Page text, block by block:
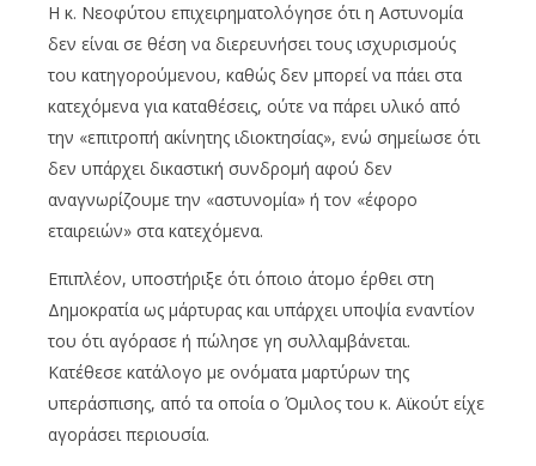
Η κ. Νεοφύτου επιχειρηματολόγησε ότι η Αστυνομία
δεν είναι σε θέση να διερευνήσει τους ισχυρισμούς
του κατηγορούμενου, καθώς δεν μπορεί να πάει στα
κατεχόμενα για καταθέσεις, ούτε να πάρει υλικό από
την «επιτροπή ακίνητης ιδιοκτησίας», ενώ σημείωσε ότι
δεν υπάρχει δικαστική συνδρομή αφού δεν
αναγνωρίζουμε την «αστυνομία» ή τον «έφορο
εταιρειών» στα κατεχόμενα.
Επιπλέον, υποστήριξε ότι όποιο άτομο έρθει στη
Δημοκρατία ως μάρτυρας και υπάρχει υποψία εναντίον
του ότι αγόρασε ή πώλησε γη συλλαμβάνεται.
Κατέθεσε κατάλογο με ονόματα μαρτύρων της
υπεράσπισης, από τα οποία ο Όμιλος του κ. Αϊκούτ είχε
αγοράσει περιουσία.